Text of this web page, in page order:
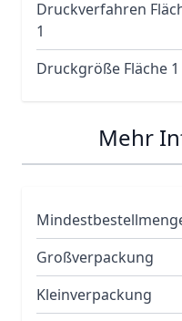
Druckverfahren
1
Druckgröße Fläche 1
Mehr
Großverpackung
Kleinverpackung